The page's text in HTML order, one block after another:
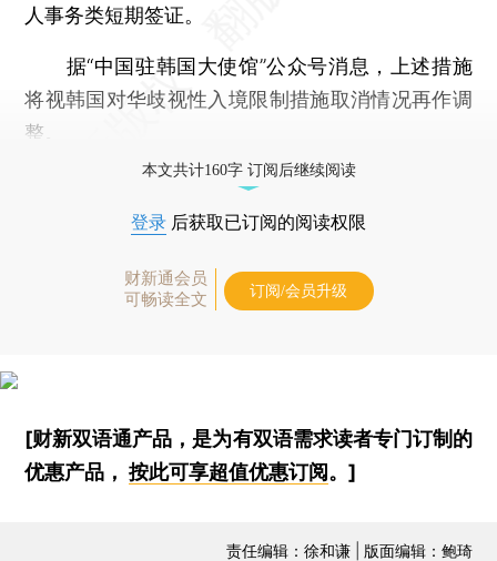
人事务类短期签证。
据“中国驻韩国大使馆”公众号消息，上述措施
将视韩国对华歧视性入境限制措施取消情况再作调
整。
本文共计160字 订阅后继续阅读
登录 后获取已订阅的阅读权限
财新通会员
可畅读全文
订阅/会员升级
[财新双语通产品，是为有双语需求读者专门订制的
优惠产品，按此可享超值优惠订阅。]
责任编辑：徐和谦 | 版面编辑：鲍琦